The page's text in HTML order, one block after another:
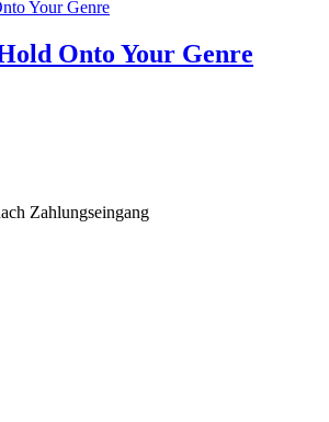
Onto Your Genre
Zahlungseingang